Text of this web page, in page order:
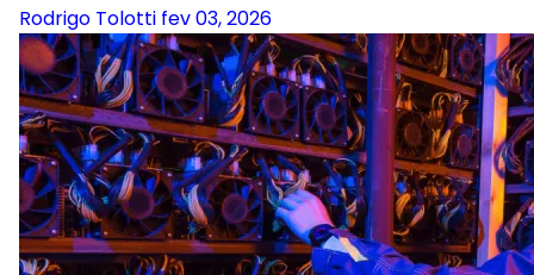
Rodrigo Tolotti fev 03, 2026